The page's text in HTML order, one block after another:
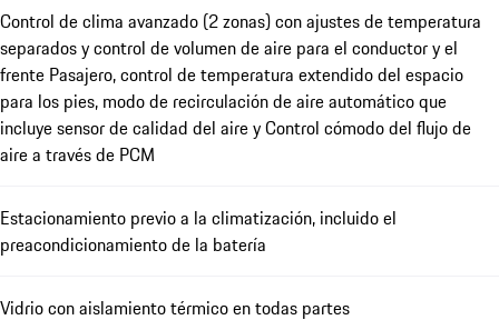
Control de clima avanzado (2 zonas) con ajustes de temperatura
separados y control de volumen de aire para el conductor y el
frente Pasajero, control de temperatura extendido del espacio
para los pies, modo de recirculación de aire automático que
incluye sensor de calidad del aire y Control cómodo del flujo de
aire a través de PCM
Estacionamiento previo a la climatización, incluido el
preacondicionamiento de la batería
Vidrio con aislamiento térmico en todas partes